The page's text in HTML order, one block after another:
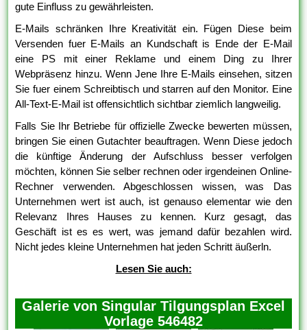
gute Einfluss zu gewährleisten.
E-Mails schränken Ihre Kreativität ein. Fügen Diese beim
Versenden fuer E-Mails an Kundschaft is Ende der E-Mail
eine PS mit einer Reklame und einem Ding zu Ihrer
Webpräsenz hinzu. Wenn Jene Ihre E-Mails einsehen, sitzen
Sie fuer einem Schreibtisch und starren auf den Monitor. Eine
All-Text-E-Mail ist offensichtlich sichtbar ziemlich langweilig.
Falls Sie Ihr Betriebe für offizielle Zwecke bewerten müssen,
bringen Sie einen Gutachter beauftragen. Wenn Diese jedoch
die künftige Änderung der Aufschluss besser verfolgen
möchten, können Sie selber rechnen oder irgendeinen Online-
Rechner verwenden. Abgeschlossen wissen, was Das
Unternehmen wert ist auch, ist genauso elementar wie den
Relevanz Ihres Hauses zu kennen. Kurz gesagt, das
Geschäft ist es es wert, was jemand dafür bezahlen wird.
Nicht jedes kleine Unternehmen hat jeden Schritt äußerln.
Lesen Sie auch:
Galerie von Singular Tilgungsplan Excel
Vorlage 546482